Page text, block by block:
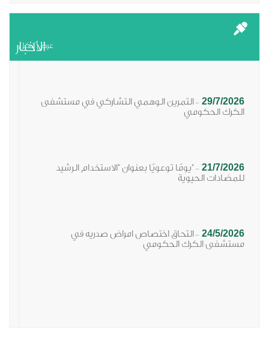
الأخبار
عرض الكل
29/7/2026
-التمرين الوهمي التشاركي في مستشفى
الكرك الحكومي
21/7/2026
-"يومًا توعويًا بعنوان "الاستخدام الرشيد
للمضادات الحيوية
24/5/2026
-التحاق اختصاص امراض صدريه في
مستشفى الكرك الحكومي